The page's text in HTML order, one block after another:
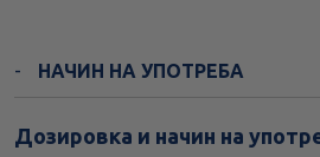
НАЧИН НА УПОТРЕБА
Дозировка и начин на